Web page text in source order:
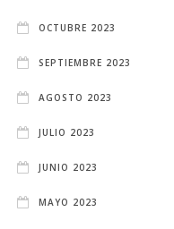
OCTUBRE 2023
SEPTIEMBRE 2023
AGOSTO 2023
JULIO 2023
JUNIO 2023
MAYO 2023